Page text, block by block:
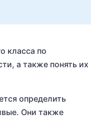
класса по
а также понять их
определить
Они также